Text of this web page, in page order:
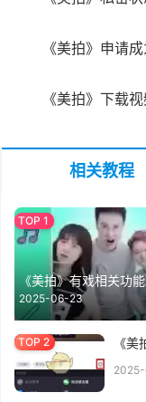
《美拍》申请
《美拍》下载
相关教程
《美拍》有戏相关功
2025-06-23
《